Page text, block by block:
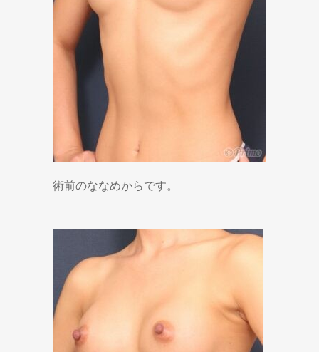
術前のななめからです。